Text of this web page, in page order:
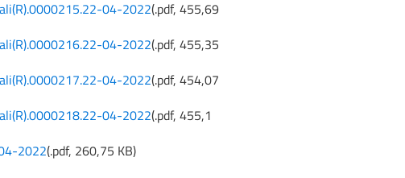
04-2022(.pdf, 455,69
04-2022(.pdf, 455,35
04-2022(.pdf, 454,07
04-2022(.pdf, 455,1
2022(.pdf, 260,75 KB)